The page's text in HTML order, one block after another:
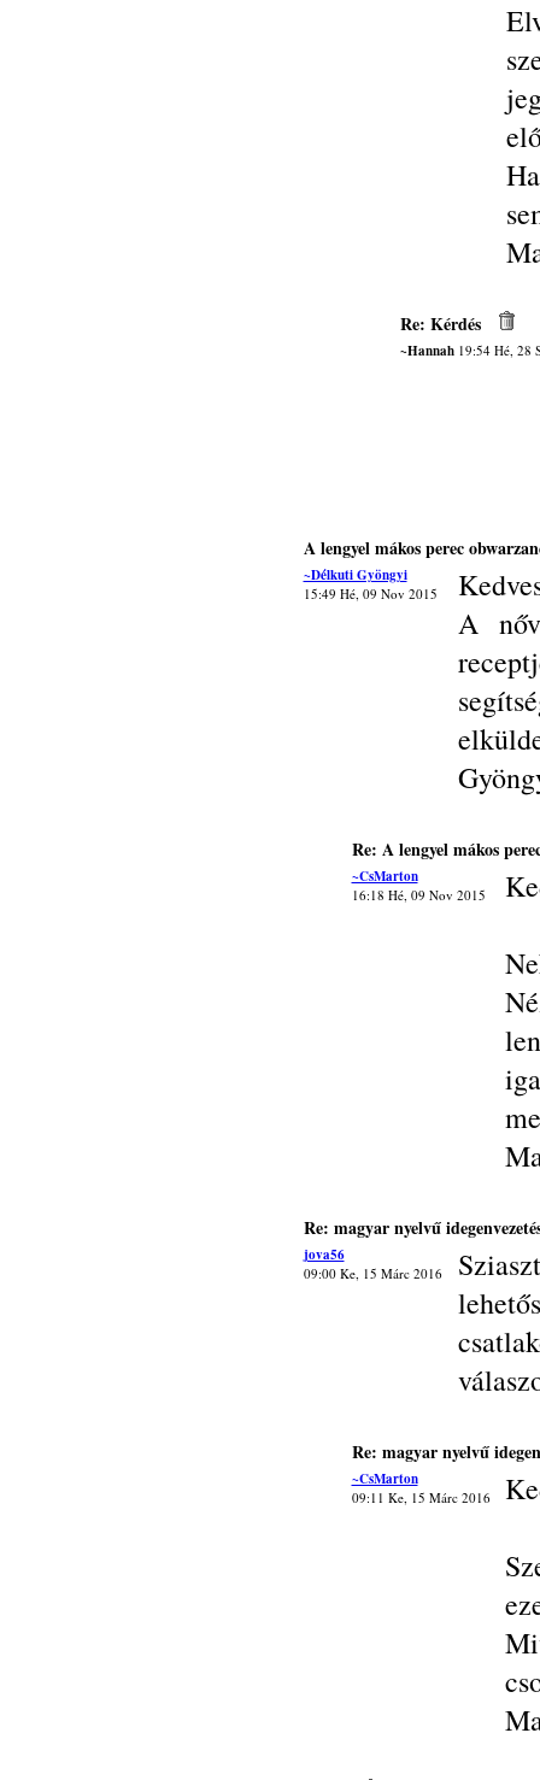
Re: Kérdés
~Hannah19:54 Hé, 28
A lengyel mákos perec
~Délkuti Gyöngyi
15:49 Hé, 09 Nov 2015
A
Re: A lengyel mákos
~CsMarton
16:18 Hé, 09 Nov 2015
Re: magyar nyelvű
jova56
09:00 Ke, 15 Márc 2016
Re: magyar nyelvű
~CsMarton
09:11 Ke, 15 Márc 2016